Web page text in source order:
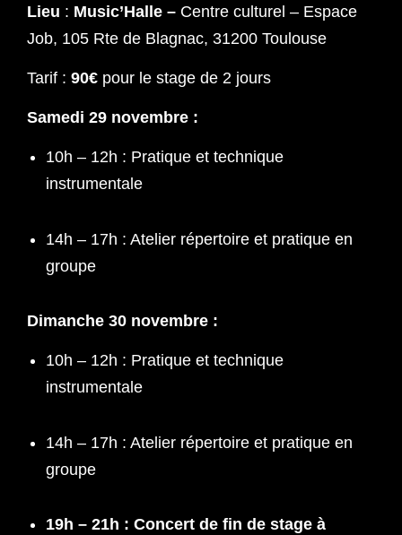
Lieu : Music’Halle – Centre culturel – Espace
Job, 105 Rte de Blagnac, 31200 Toulouse
Tarif : 90€ pour le stage de 2 jours
Samedi 29 novembre :
10h – 12h : Pratique et technique
instrumentale
14h – 17h : Atelier répertoire et pratique en
groupe
Dimanche 30 novembre :
10h – 12h : Pratique et technique
instrumentale
14h – 17h : Atelier répertoire et pratique en
groupe
19h – 21h : Concert de fin de stage à